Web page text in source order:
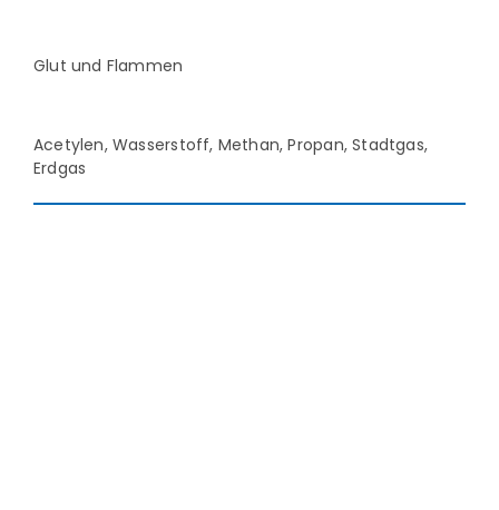
Glut und Flammen
Acetylen, Wasserstoff, Methan, Propan, Stadtgas,
Erdgas